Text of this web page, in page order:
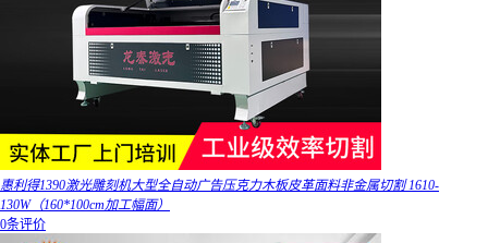
惠利得1390激光雕刻机大型全自动广告压克力木板皮革面料非金属切割 1610-
130W（160*100cm加工幅面）
0条评价